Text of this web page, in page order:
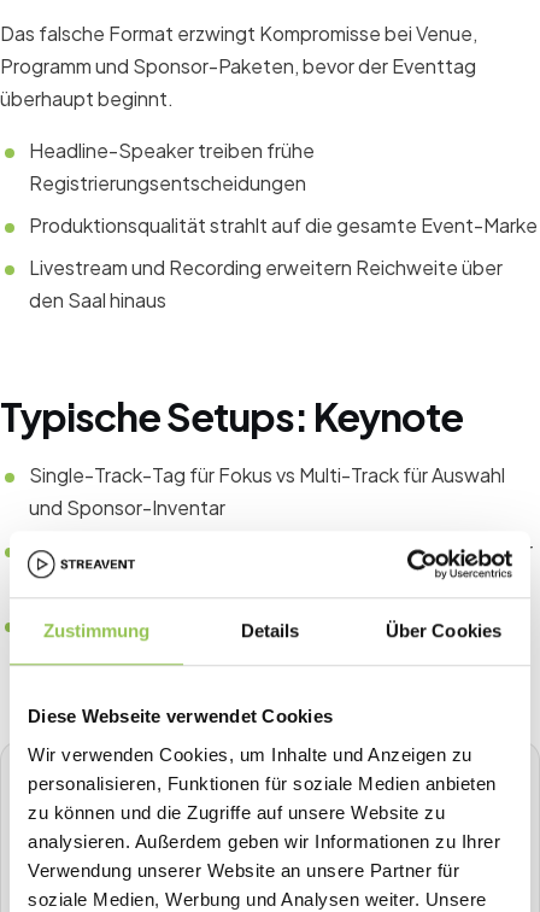
Zustimmung Details Über Cookies
Diese Webseite verwendet Cookies
Wir verwenden Cookies, um Inhalte und Anzeigen zu
personalisieren, Funktionen für soziale Medien anbieten
zu können und die Zugriffe auf unsere Website zu
analysieren. Außerdem geben wir Informationen zu Ihrer
Verwendung unserer Website an unsere Partner für
soziale Medien, Werbung und Analysen weiter. Unsere
STREAVENT
Die All-in-One Event-Plattform
Planen, Tickets verkaufen, Check-in, Streaming, Badge-
Druck und mehr - alles aus einer Hand.
Das falsche Format erzwingt Kompromisse bei Venue,
Programm und Sponsor-Paketen, bevor der Eventtag
überhaupt beginnt.
Headline-Speaker treiben frühe
Registrierungsentscheidungen
Produktionsqualität strahlt auf die gesamte Event-Marke
Livestream und Recording erweitern Reichweite über
den Saal hinaus
Typische Setups: Keynote
Single-Track-Tag für Fokus vs Multi-Track für Auswahl
und Sponsor-Inventar
Networking-Blöcke passend zu Seniorität und Zielen der
Zielgruppe
Erfolgsmetriken am Format ausrichten, z. B. Leads auf